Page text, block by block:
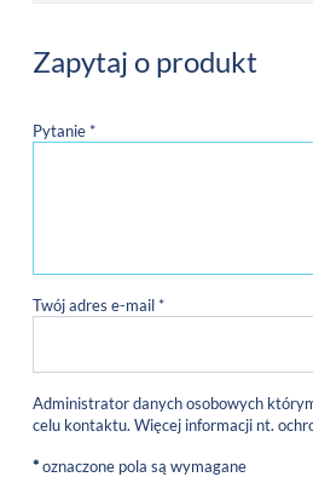
Zapytaj o produkt
Pytanie *
Twój adres e-mail *
Administrator danych osobowych
celu kontaktu. Więcej informacji nt.
*oznaczone pola są wymagane